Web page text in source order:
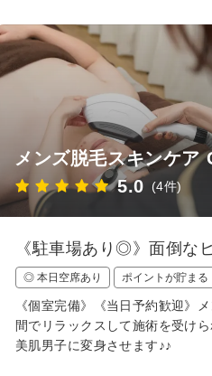
メンズ脱毛スキンケア
5.0 (4件)
《駐車場あり◎》面倒な
◎ 本日空席あり ポイントが貯まる
《個室完備》《当日予約歓迎》
間でリラックスして施術を受け
美肌男子に変身させます♪♪